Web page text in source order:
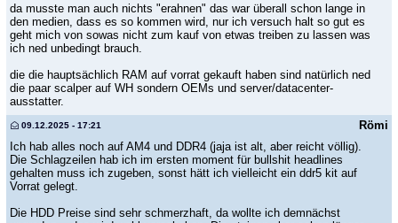
da musste man auch nichts "erahnen" das war überall schon lange in
den medien, dass es so kommen wird, nur ich versuch halt so gut es
geht mich von sowas nicht zum kauf von etwas treiben zu lassen was
ich ned unbedingt brauch.
die die hauptsächlich RAM auf vorrat gekauft haben sind natürlich ned
die paar scalper auf WH sondern OEMs und server/datacenter-
ausstatter.
Römi
09.12.2025 - 17:21
Ich hab alles noch auf AM4 und DDR4 (jaja ist alt, aber reicht völlig).
Die Schlagzeilen hab ich im ersten moment für bullshit headlines
gehalten muss ich zugeben, sonst hätt ich vielleicht ein ddr5 kit auf
Vorrat gelegt.
Die HDD Preise sind sehr schmerzhaft, da wollte ich demnächst